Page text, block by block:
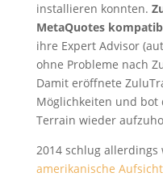
installieren konnten.
MetaQuotes
ihre Expert Advisor
ohne Probleme nach
Damit eröffnete
Möglichkeiten und bot
Terrain wieder
2014 schlug
amerikanische Aufsicht